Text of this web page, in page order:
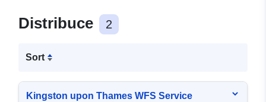
Distribuce 2
Sort
Kingston upon Thames WFS Service